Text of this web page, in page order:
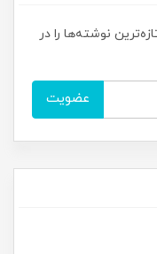
نوشته‌ها را در
عضویت